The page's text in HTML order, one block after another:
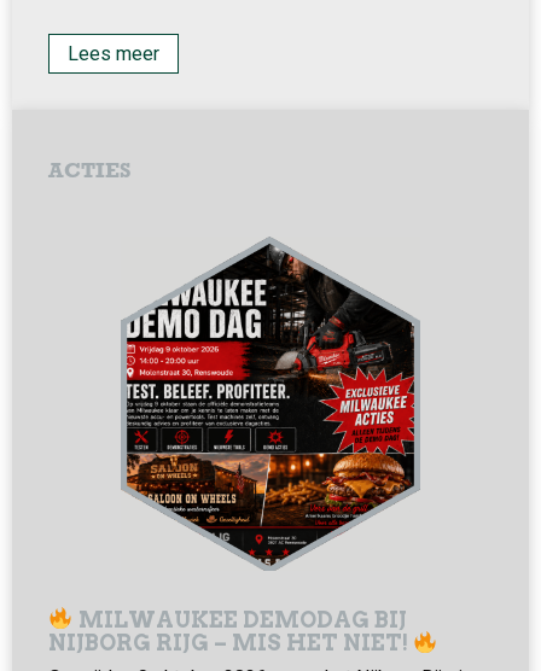
Lees meer
ACTIES
MILWAUKEE DEMODAG BIJ
NIJBORG RIJG – MIS HET NIET!